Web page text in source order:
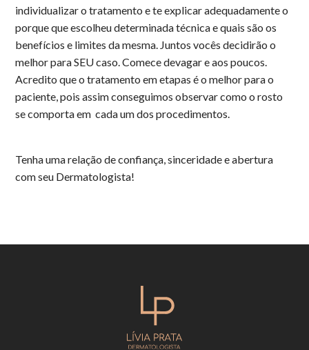
individualizar o tratamento e te explicar adequadamente o
porque que escolheu determinada técnica e quais são os
benefícios e limites da mesma. Juntos vocês decidirão o
melhor para SEU caso. Comece devagar e aos poucos.
Acredito que o tratamento em etapas é o melhor para o
paciente, pois assim conseguimos observar como o rosto
se comporta em cada um dos procedimentos.
Tenha uma relação de confiança, sinceridade e abertura
com seu Dermatologista!